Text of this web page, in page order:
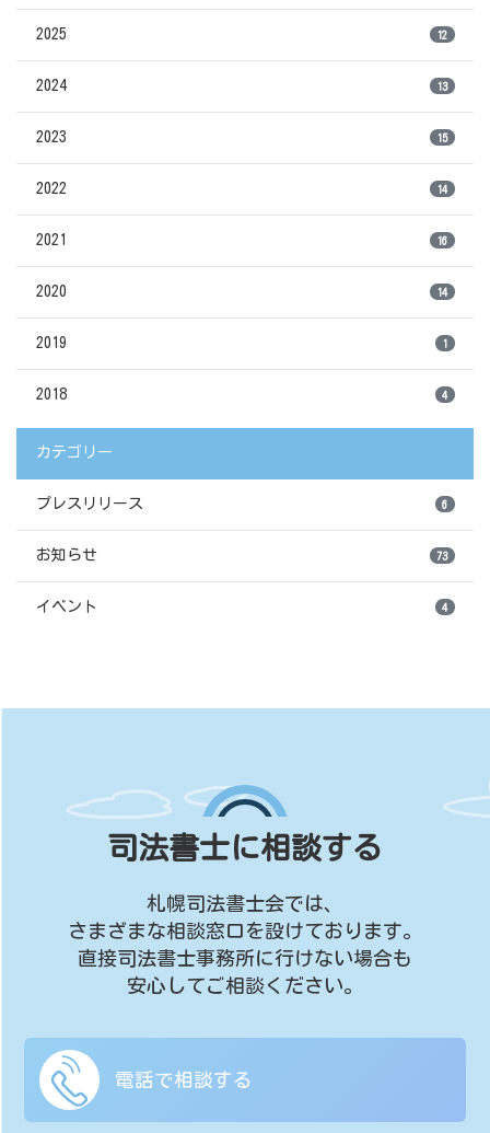
2025 12
2024 13
2023 15
2022 14
2021 16
2020 14
2019 1
2018 4
カテゴリー
プレスリリース 6
お知らせ 73
イベント 4
司法書士に相談する
札幌司法書士会では、
さまざまな相談窓口を設けております。
直接司法書士事務所に行けない場合も
安心してご相談ください。
電話で相談する